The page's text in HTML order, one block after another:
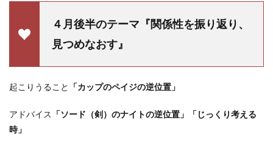
４月後半のテーマ『関係性を振り返り、
見つめなおす』
起こりうること 「カップのペイジの逆位置」
アドバイス 「ソード（剣）のナイトの逆位置」「じっくり考える
時」